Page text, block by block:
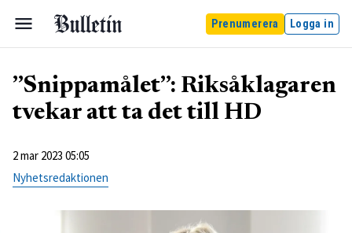
Prenumerera Logga in
”Snippamålet”: Riksåklagaren
tvekar att ta det till HD
2 mar 2023 05:05
Nyhetsredaktionen